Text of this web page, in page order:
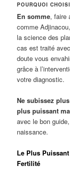
POURQUOI
En somme, faire
comme
la science des
cas est traité
doute vous
grâce à
votre diagnostic.
Ne subissez
plus puissant
avec le bon
naissance.
Le Plus
Fertilité